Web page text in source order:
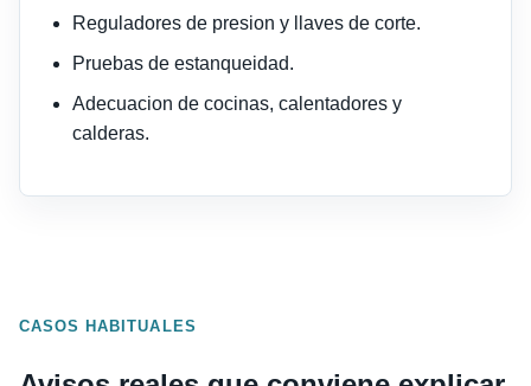
Reguladores de presion y llaves de corte.
Pruebas de estanqueidad.
Adecuacion de cocinas, calentadores y
calderas.
CASOS HABITUALES